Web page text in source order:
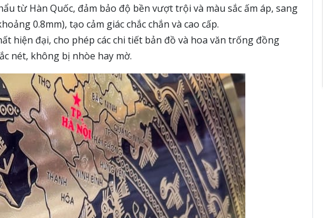
từ Hàn Quốc, đảm bảo độ bền vượt trội và màu sắc ấm áp, sang
0.8mm), tạo cảm giác chắc chắn và cao cấp.
hiện đại, cho phép các chi tiết bản đồ và hoa văn trống đồng
nét, không bị nhòe hay mờ.